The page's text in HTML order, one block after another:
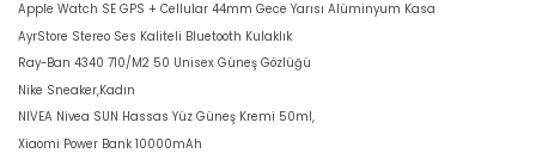
Apple Watch SE GPS + Cellular 44mm Gece Yarısı Alüminyum Kasa
AyrStore Stereo Ses Kaliteli Bluetooth Kulaklık
Ray-Ban 4340 710/M2 50 Unisex Güneş Gözlüğü
Nike Sneaker,Kadın
NIVEA Nivea SUN Hassas Yüz Güneş Kremi 50ml,
Xiaomi Power Bank 10000mAh